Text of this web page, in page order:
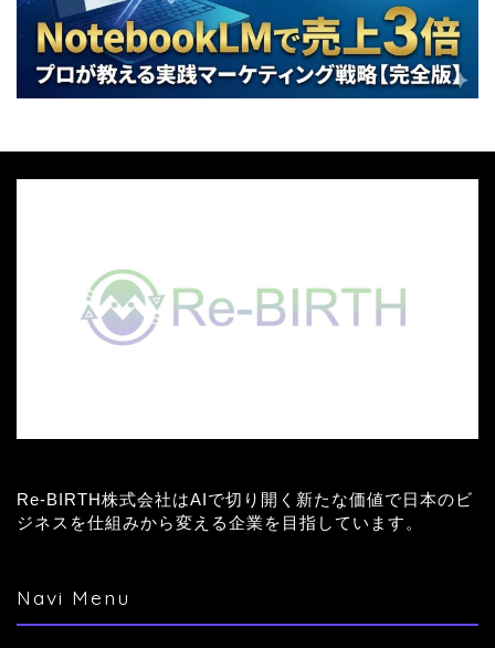
Re-BIRTH株式会社はAIで切り開く新たな価値で日本のビ
ジネスを仕組みから変える企業を目指しています。
Navi Menu